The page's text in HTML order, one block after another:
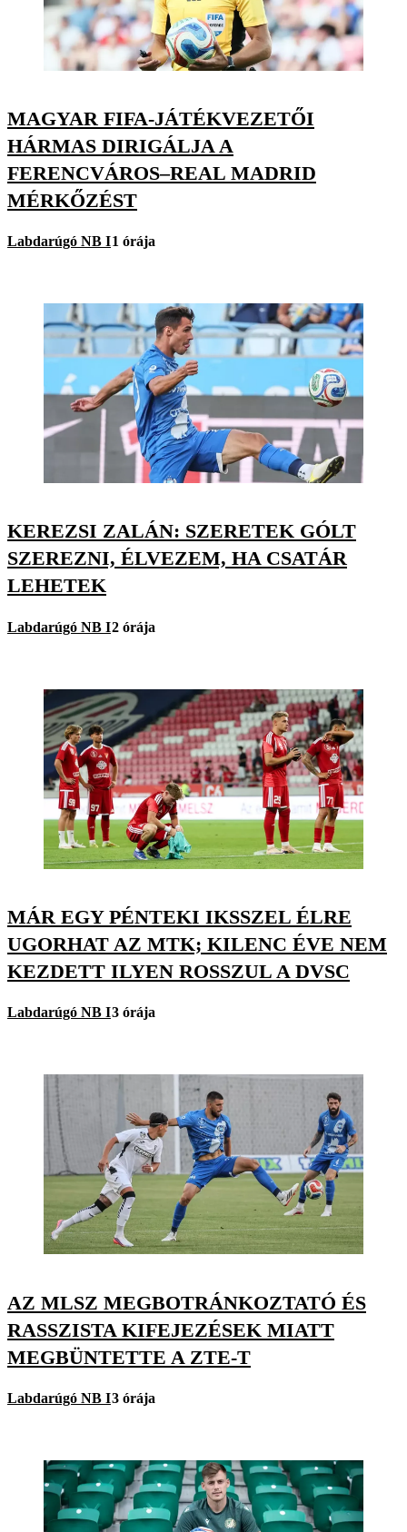
MAGYAR FIFA-JÁTÉKVEZETŐI
HÁRMAS DIRIGÁLJA A
FERENCVÁROS–REAL MADRID
MÉRKŐZÉST
Labdarúgó NB I1 órája
KEREZSI ZALÁN: SZERETEK GÓLT
SZEREZNI, ÉLVEZEM, HA CSATÁR
LEHETEK
Labdarúgó NB I2 órája
MÁR EGY PÉNTEKI IKSSZEL ÉLRE
UGORHAT AZ MTK; KILENC ÉVE NEM
KEZDETT ILYEN ROSSZUL A DVSC
Labdarúgó NB I3 órája
AZ MLSZ MEGBOTRÁNKOZTATÓ ÉS
RASSZISTA KIFEJEZÉSEK MIATT
MEGBÜNTETTE A ZTE-T
Labdarúgó NB I3 órája